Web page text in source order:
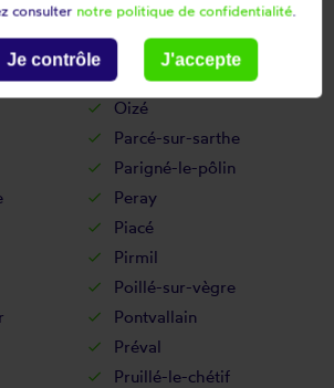
Nogent-sur-loir
Nouans
Nuillé-le-jalais
Oizé
Parcé-sur-sarthe
Parigné-le-pôlin
Peray
Piacé
Pirmil
Poillé-sur-vègre
Pontvallain
Préval
Pruillé-le-chétif
consulter notre politique de confidentialité.
Je contrôle J'accepte